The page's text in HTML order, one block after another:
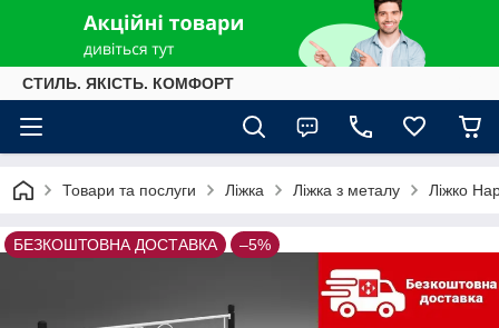
СТИЛЬ. ЯКІСТЬ. КОМФОРТ
Товари та послуги Ліжка Ліжка з металу Ліжко
БЕЗКОШТОВНА ДОСТАВКА –5%